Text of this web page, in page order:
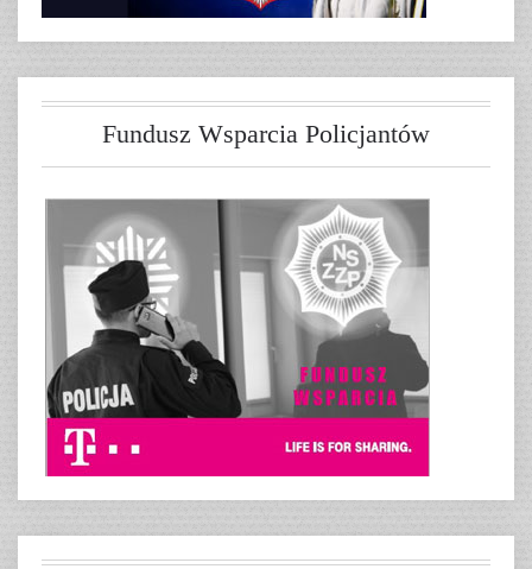
Fundusz Wsparcia Policjantów